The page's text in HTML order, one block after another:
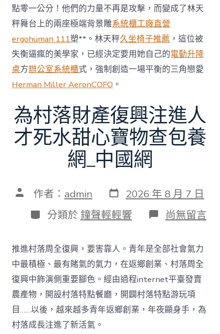
點零一公分！他們的力量不再是攻擊，而變成了林天
秤舞台上的兩座極端背景雕系統櫃工廠直營
ergohuman 111塑**。林天秤久坐椅子推薦 ，這位被
失衡逼瘋的美學家，已經決定要用她自己的電動升降
桌方辦公室系統櫃式，強制創造一場平衡的三角戀愛
Herman Miller AeronCOFO 。
為村落財產復興注進人
才死水甜心寶物查包養
網_中國網
文 作者： admin 發
表
日
期
2026 年 8 月 7 日
分
類
分類於 鐘聲輕輕響 在
〈為
落
財
產
復
興
注
進
人
尚無留言
推進村落周全復興，要害靠人。青年是全部社會氣力
中最積極、最有賭氣的氣力，在返鄉創業、村落周全
復興中飾演側重要腳色。經由過程internet平臺發賣
農產物，開設村落特點餐廳，開闢村落特點游玩項
目……以後，越來越多青年返鄉創業，年夜顯身手，為
村落成長注進了新活氣。